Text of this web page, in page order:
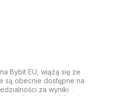
Bybit EU, wiążą się ze
są obecnie dostępne na
za wyniki